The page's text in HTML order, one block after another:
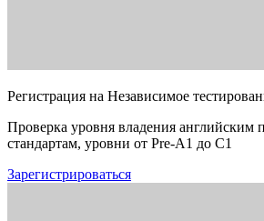
Регистрация на Независимое
Проверка уровня владения
стандартам, уровни от Pre-A1 до C1
Зарегистрироваться